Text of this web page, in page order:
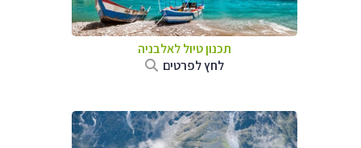
תכנון טיול לאלבניה
לחץ לפרטים